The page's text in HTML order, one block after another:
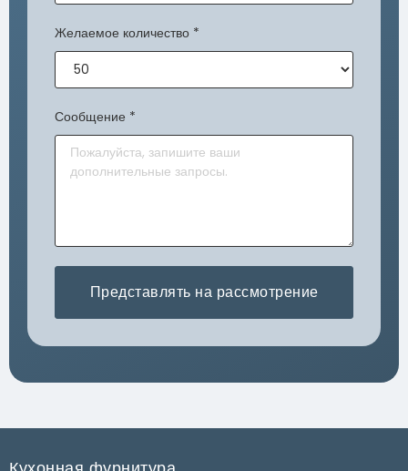
Желаемое количество *
Сообщение *
Представлять на рассмотрение